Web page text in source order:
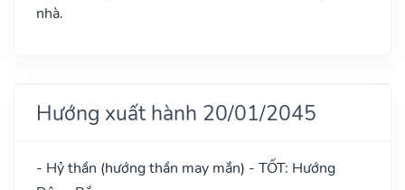
nhà.
Hướng xuất hành 20/01/2045
- Hỷ thần (hướng thần may mắn) - TỐT: Hướng